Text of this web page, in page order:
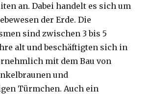
an. Dabei handelt es sich um
der Erde. Die
sind zwischen 3 bis 5
alt und beschäftigten sich in
mit dem Bau von
und
Türmchen. Auch ein